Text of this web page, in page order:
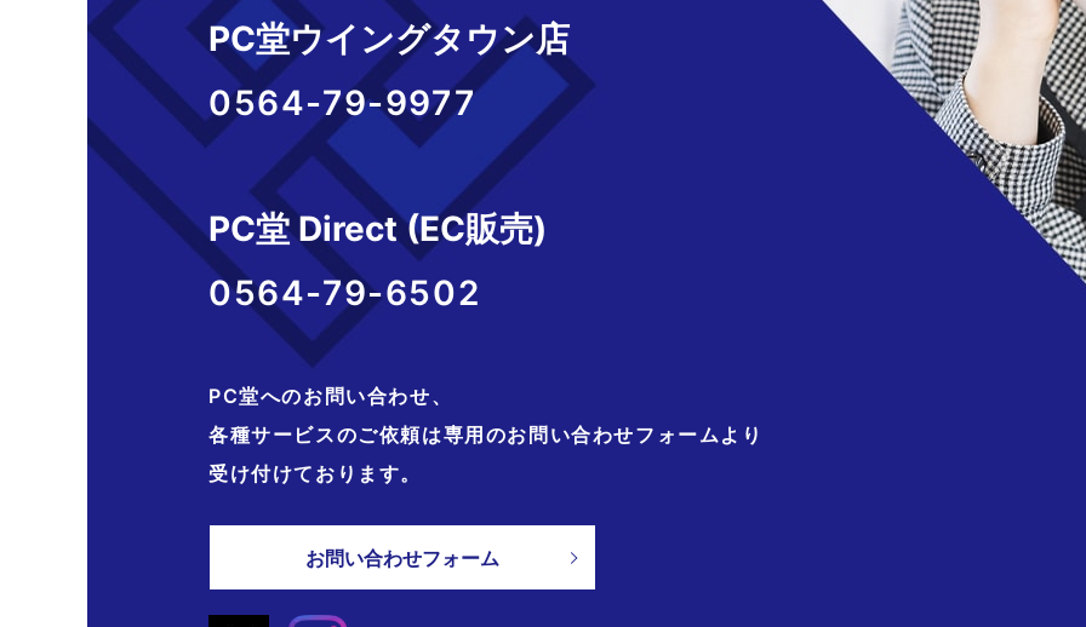
PC堂ウイングタウン店
0564-79-9977
PC堂 Direct (EC販売)
0564-79-6502
PC堂へのお問い合わせ、
各種サービスのご依頼は専用のお問い合わせフォームより
受け付けております。
お問い合わせフォーム